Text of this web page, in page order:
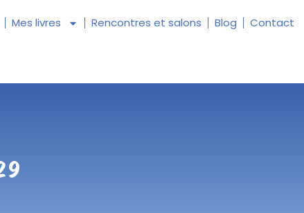
Mes livres Rencontres et salons Blog Contact